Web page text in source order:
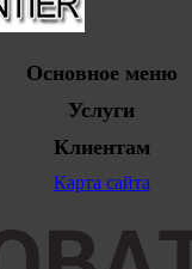
Основное меню
Услуги
Клиентам
Карта сайта